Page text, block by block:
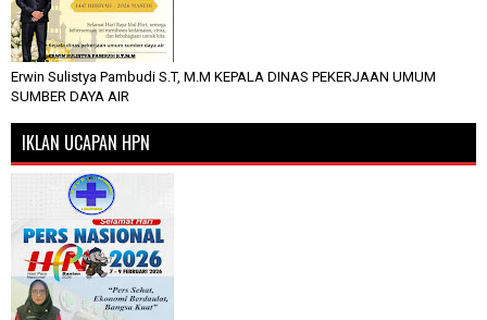
Erwin Sulistya Pambudi S.T, M.M KEPALA DINAS PEKERJAAN UMUM
SUMBER DAYA AIR
IKLAN UCAPAN HPN